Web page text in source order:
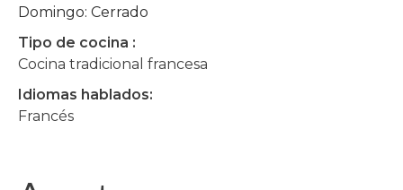
Domingo: Cerrado
Tipo de cocina :
Cocina tradicional francesa
Idiomas hablados:
Francés